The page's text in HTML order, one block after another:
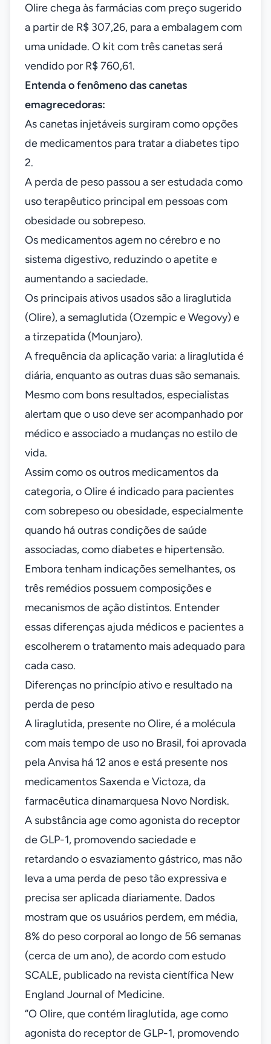
Olire chega às farmácias com preço sugerido
a partir de R$ 307,26, para a embalagem com
uma unidade. O kit com três canetas será
vendido por R$ 760,61.
Entenda o fenômeno das canetas
emagrecedoras:
As canetas injetáveis surgiram como opções
de medicamentos para tratar a diabetes tipo
2.
A perda de peso passou a ser estudada como
uso terapêutico principal em pessoas com
obesidade ou sobrepeso.
Os medicamentos agem no cérebro e no
sistema digestivo, reduzindo o apetite e
aumentando a saciedade.
Os principais ativos usados são a liraglutida
(Olire), a semaglutida (Ozempic e Wegovy) e
a tirzepatida (Mounjaro).
A frequência da aplicação varia: a liraglutida é
diária, enquanto as outras duas são semanais.
Mesmo com bons resultados, especialistas
alertam que o uso deve ser acompanhado por
médico e associado a mudanças no estilo de
vida.
Assim como os outros medicamentos da
categoria, o Olire é indicado para pacientes
com sobrepeso ou obesidade, especialmente
quando há outras condições de saúde
associadas, como diabetes e hipertensão.
Embora tenham indicações semelhantes, os
três remédios possuem composições e
mecanismos de ação distintos. Entender
essas diferenças ajuda médicos e pacientes a
escolherem o tratamento mais adequado para
cada caso.
Diferenças no princípio ativo e resultado na
perda de peso
A liraglutida, presente no Olire, é a molécula
com mais tempo de uso no Brasil, foi aprovada
pela Anvisa há 12 anos e está presente nos
medicamentos Saxenda e Victoza, da
farmacêutica dinamarquesa Novo Nordisk.
A substância age como agonista do receptor
de GLP-1, promovendo saciedade e
retardando o esvaziamento gástrico, mas não
leva a uma perda de peso tão expressiva e
precisa ser aplicada diariamente. Dados
mostram que os usuários perdem, em média,
8% do peso corporal ao longo de 56 semanas
(cerca de um ano), de acordo com estudo
SCALE, publicado na revista científica New
England Journal of Medicine.
“O Olire, que contém liraglutida, age como
agonista do receptor de GLP-1, promovendo